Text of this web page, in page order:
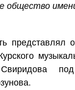
общество
представлял
под